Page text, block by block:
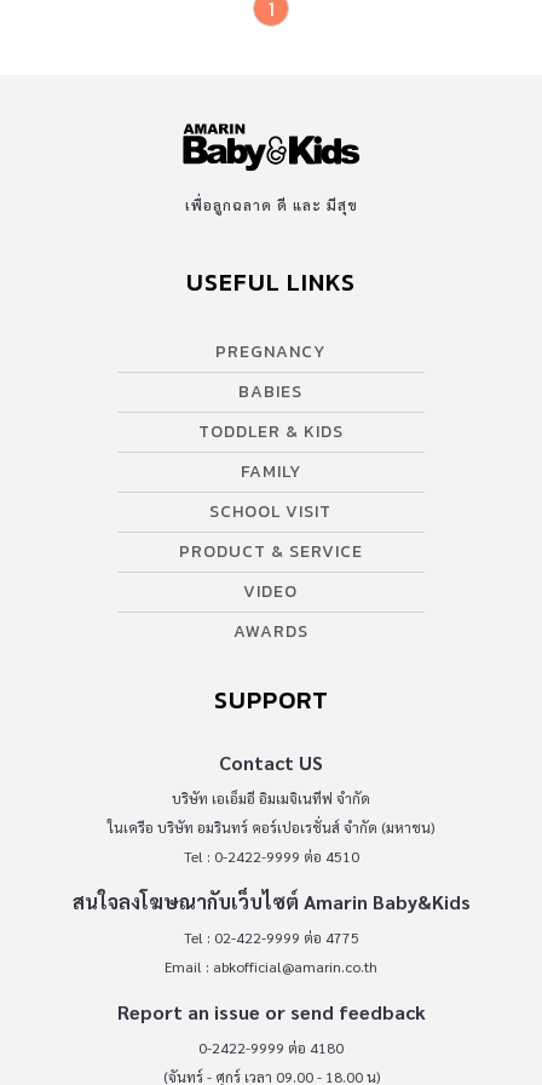
1
เพื่อลูกฉลาด ดี และ มีสุข
USEFUL LINKS
PREGNANCY
BABIES
TODDLER & KIDS
FAMILY
SCHOOL VISIT
PRODUCT & SERVICE
VIDEO
AWARDS
SUPPORT
Contact US
บริษัท เอเอ็มอี อิมเมจิเนทีฟ จำกัด
ในเครือ บริษัท อมรินทร์ คอร์เปอเรชั่นส์ จำกัด (มหาชน)
Tel : 0-2422-9999 ต่อ 4510
สนใจลงโฆษณากับเว็บไซต์ Amarin Baby&Kids
Tel : 02-422-9999 ต่อ 4775
Email : abkofficial@amarin.co.th
Report an issue or send feedback
0-2422-9999 ต่อ 4180
(จันทร์ - ศุกร์ เวลา 09.00 - 18.00 น)